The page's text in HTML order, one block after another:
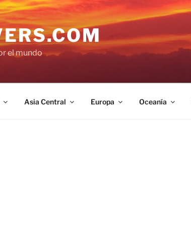
el mundo
Asia Central Europa Oceanía